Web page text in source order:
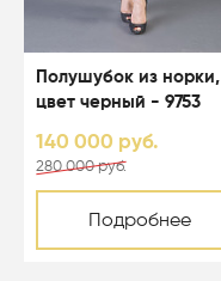
Полушубок из норки,
цвет черный - 9753
140 000 руб.
280 000 руб.
Подробнее